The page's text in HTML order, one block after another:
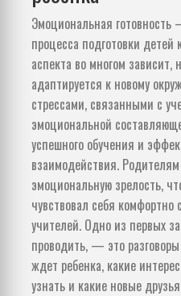
Эмоциональная
процесса подготовки
аспекта во многом зависит,
адаптируется к новому
стрессами, связанными с
эмоциональной
успешного обучения и
взаимодействия.
эмоциональную зрелость,
чувствовал себя
учителей. Одно из первых
проводить, — это
ждет ребенка, какие
узнать и какие новые